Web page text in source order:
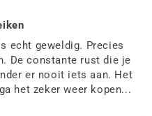
echt geweldig. Precies
De constante rust die je
er nooit iets aan. Het
het zeker weer kopen...